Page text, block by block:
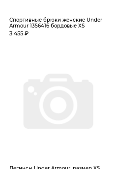
Спортивные брюки женские Under
Armour 1356416 бордовые XS
3 455 ₽